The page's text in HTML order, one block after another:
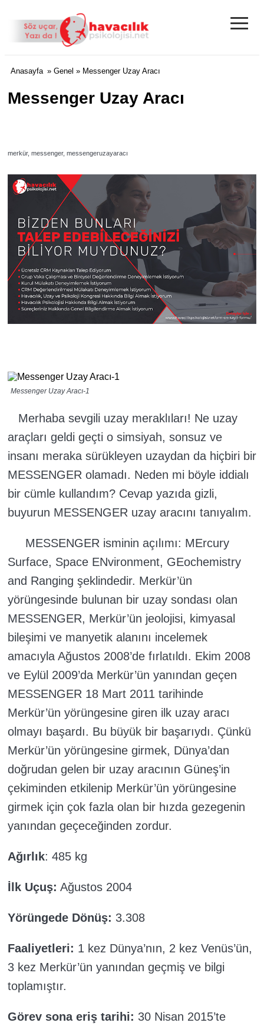
≡
Anasayfa » Genel » Messenger Uzay Aracı
Messenger Uzay Aracı
merkür, messenger, messengeruzayaracı
Messenger Uzay Aracı-1
Merhaba sevgili uzay meraklıları! Ne uzay
araçları geldi geçti o simsiyah, sonsuz ve
insanı meraka sürükleyen uzaydan da hiçbiri bir
MESSENGER olamadı. Neden mi böyle iddialı
bir cümle kullandım? Cevap yazıda gizli,
buyurun MESSENGER uzay aracını tanıyalım.
MESSENGER isminin açılımı: MErcury
Surface, Space ENvironment, GEochemistry
and Ranging şeklindedir. Merkür’ün
yörüngesinde bulunan bir uzay sondası olan
MESSENGER, Merkür’ün jeolojisi, kimyasal
bileşimi ve manyetik alanını incelemek
amacıyla Ağustos 2008’de fırlatıldı. Ekim 2008
ve Eylül 2009’da Merkür’ün yanından geçen
MESSENGER 18 Mart 2011 tarihinde
Merkür’ün yörüngesine giren ilk uzay aracı
olmayı başardı. Bu büyük bir başarıydı. Çünkü
Merkür’ün yörüngesine girmek, Dünya’dan
doğrudan gelen bir uzay aracının Güneş’in
çekiminden etkilenip Merkür’ün yörüngesine
girmek için çok fazla olan bir hızda gezegenin
yanından geçeceğinden zordur.
Ağırlık: 485 kg
İlk Uçuş: Ağustos 2004
Yörüngede Dönüş: 3.308
Faaliyetleri: 1 kez Dünya’nın, 2 kez Venüs’ün,
3 kez Merkür’ün yanından geçmiş ve bilgi
toplamıştır.
Görev sona eriş tarihi: 30 Nisan 2015’te